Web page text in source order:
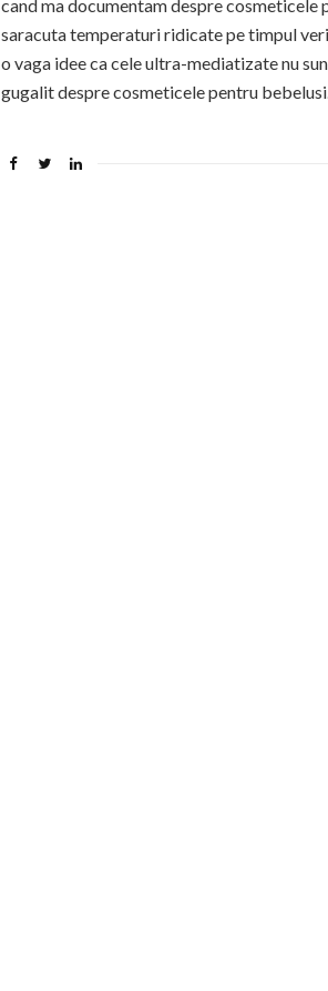
cand ma documentam despre cosmeticele
saracuta temperaturi ridicate pe timpul
o vaga idee ca cele ultra-mediatizate nu
gugalit despre cosmeticele pentru